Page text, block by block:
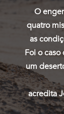
O
quatro
as
Foi o
um
acredita